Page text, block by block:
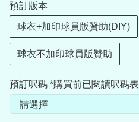
預訂版本
球衣+加印球員版贊助(DIY)
球衣不加印球員版贊助
預訂呎碼 *購買前已閱讀呎碼表